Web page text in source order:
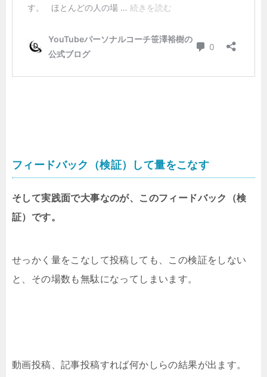
フィードバック（検証）して量をこなす
そして実践面で大事なのが、このフィードバック（検
証）です。
せっかく量をこなして投稿しても、この検証をしない
と、その場数も無駄になってしまいます。
動画投稿、記事投稿すれば何かしらの結果が出ます。